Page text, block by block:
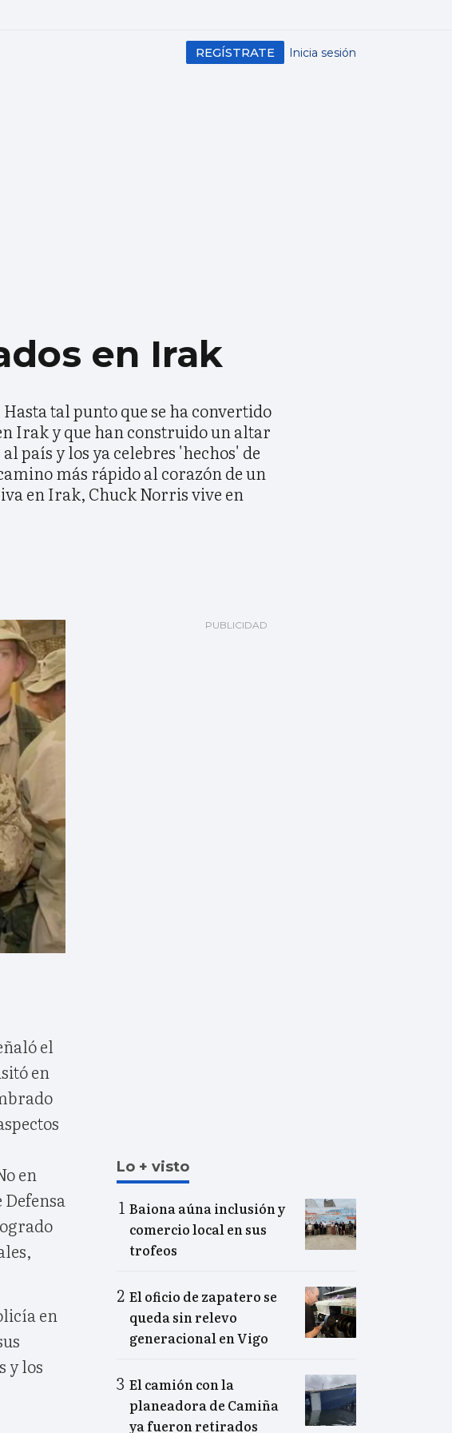
Inicia sesión
REGÍSTRATE
en Irak
tal punto que se ha convertido
Irak y que han construido un altar
país y los ya celebres 'hechos' de
más rápido al corazón de un
en Irak, Chuck Norris vive en
el
en
en
en
y los
Lo + visto
Baiona aúna inclusión y
comercio local en sus
trofeos
El oficio de zapatero se
queda sin relevo
generacional en Vigo
El camión con la
planeadora de Camiña
ya fueron retirados